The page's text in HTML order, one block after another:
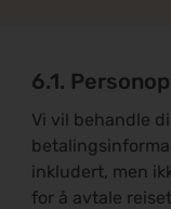
6.1.
Vi vil behandle
inkludert, men
for å avtale